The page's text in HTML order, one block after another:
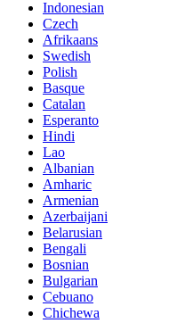
Indonesian
Czech
Afrikaans
Swedish
Polish
Basque
Catalan
Esperanto
Hindi
Lao
Albanian
Amharic
Armenian
Azerbaijani
Belarusian
Bengali
Bosnian
Bulgarian
Cebuano
Chichewa